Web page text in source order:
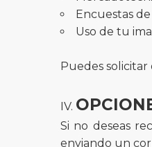
Encuestas
Uso de tu
Puedes solicitar
Si no deseas
enviando un